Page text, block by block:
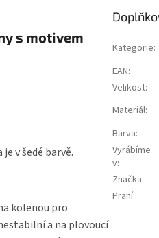
s motivem
v šedé barvě.
kolenou pro
a na plovoucí
Kategorie:
EAN:
Velikost:
Materiál:
Barva:
Vyrábíme
v:
Značka:
Praní: